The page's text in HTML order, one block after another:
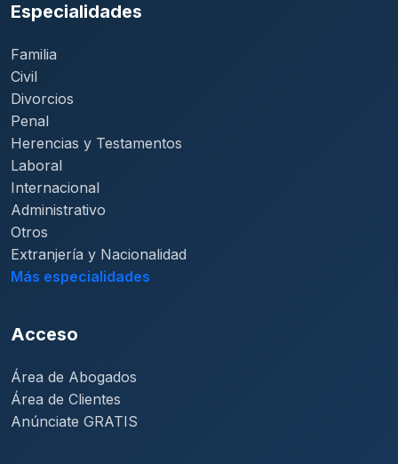
Especialidades
Familia
Civil
Divorcios
Penal
Herencias y Testamentos
Laboral
Internacional
Administrativo
Otros
Extranjería y Nacionalidad
Más especialidades
Acceso
Área de Abogados
Área de Clientes
Anúnciate GRATIS